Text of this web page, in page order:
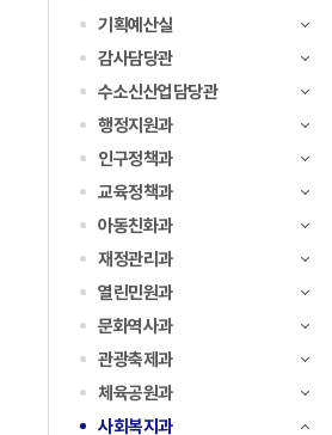
기획예산실
감사담당관
수소신산업담당관
행정지원과
인구정책과
교육정책과
아동친화과
재정관리과
열린민원과
문화역사과
관광축제과
체육공원과
사회복지과